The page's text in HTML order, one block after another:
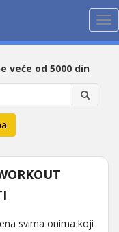
veće od 5000 din
svima onima koji